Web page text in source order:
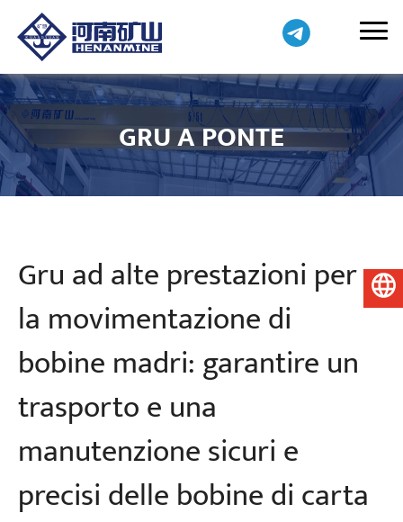
GRU A PONTE
Gru ad alte prestazioni per
la movimentazione di
bobine madri: garantire un
trasporto e una
manutenzione sicuri e
precisi delle bobine di carta
Italiano